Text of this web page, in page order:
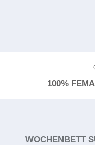
100%
WOCHENBETT